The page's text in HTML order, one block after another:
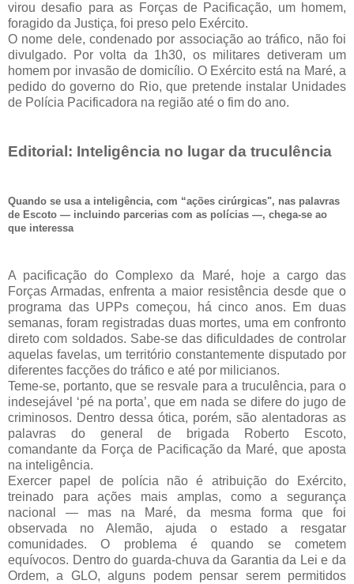
virou desafio para as Forças de Pacificação, um homem,
foragido da Justiça, foi preso pelo Exército.
O nome dele, condenado por associação ao tráfico, não foi
divulgado. Por volta da 1h30, os militares detiveram um
homem por invasão de domicílio. O Exército está na Maré, a
pedido do governo do Rio, que pretende instalar Unidades
de Polícia Pacificadora na região até o fim do ano.
Editorial: Inteligência no lugar da truculência
Quando se usa a inteligência, com “ações cirúrgicas", nas palavras
de Escoto — incluindo parcerias com as polícias —, chega-se ao
que interessa
A pacificação do Complexo da Maré, hoje a cargo das
Forças Armadas, enfrenta a maior resistência desde que o
programa das UPPs começou, há cinco anos. Em duas
semanas, foram registradas duas mortes, uma em confronto
direto com soldados. Sabe-se das dificuldades de controlar
aquelas favelas, um território constantemente disputado por
diferentes facções do tráfico e até por milicianos.
Teme-se, portanto, que se resvale para a truculência, para o
indesejável ‘pé na porta’, que em nada se difere do jugo de
criminosos. Dentro dessa ótica, porém, são alentadoras as
palavras do general de brigada Roberto Escoto,
comandante da Força de Pacificação da Maré, que aposta
na inteligência.
Exercer papel de polícia não é atribuição do Exército,
treinado para ações mais amplas, como a segurança
nacional — mas na Maré, da mesma forma que foi
observada no Alemão, ajuda o estado a resgatar
comunidades. O problema é quando se cometem
equívocos. Dentro do guarda-chuva da Garantia da Lei e da
Ordem, a GLO, alguns podem pensar serem permitidos